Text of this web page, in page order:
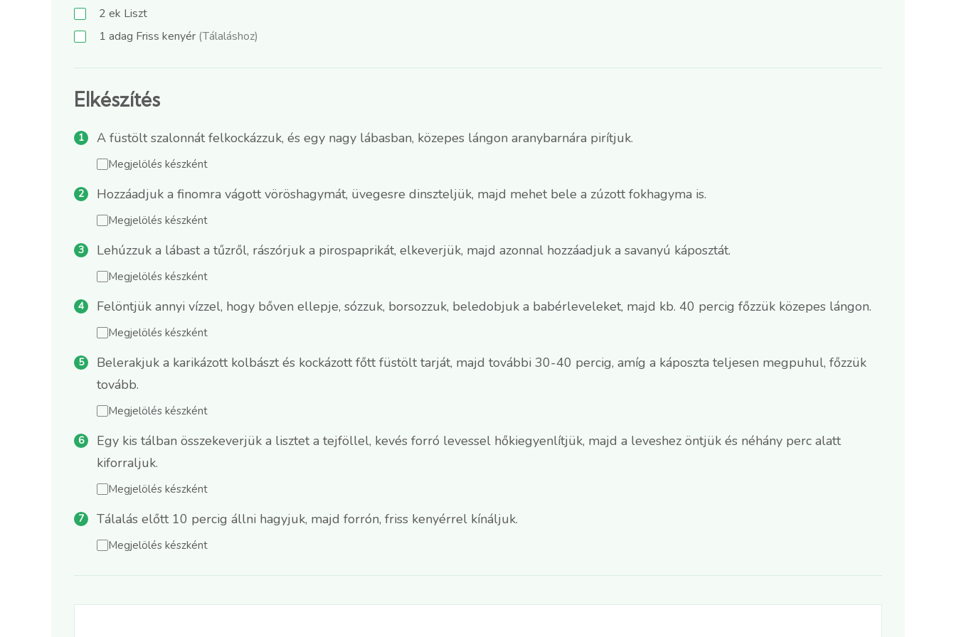
2 ek Liszt
1 adag Friss kenyér (Tálaláshoz)
Elkészítés
A füstölt szalonnát felkockázzuk, és egy nagy lábasban, közepes lángon aranybarnára pirítjuk.
Megjelölés készként
Hozzáadjuk a finomra vágott vöröshagymát, üvegesre dinszteljük, majd mehet bele a zúzott fokhagyma is.
Megjelölés készként
Lehúzzuk a lábast a tűzről, rászórjuk a pirospaprikát, elkeverjük, majd azonnal hozzáadjuk a savanyú káposztát.
Megjelölés készként
Felöntjük annyi vízzel, hogy bőven ellepje, sózzuk, borsozzuk, beledobjuk a babérleveleket, majd kb. 40 percig főzzük közepes lángon.
Megjelölés készként
Belerakjuk a karikázott kolbászt és kockázott főtt füstölt tarját, majd további 30-40 percig, amíg a káposzta teljesen megpuhul, főzzük
tovább.
Megjelölés készként
Egy kis tálban összekeverjük a lisztet a tejföllel, kevés forró levessel hőkiegyenlítjük, majd a leveshez öntjük és néhány perc alatt
kiforraljuk.
Megjelölés készként
Tálalás előtt 10 percig állni hagyjuk, majd forrón, friss kenyérrel kínáljuk.
Megjelölés készként